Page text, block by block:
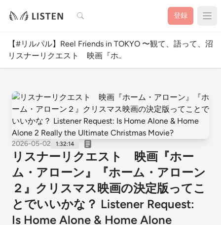
検索 登録
【#リルパル】Reel Friends in TOKYO 〜観て、語って、
リスナーリクエスト 映画『ホ..
2026-05-02 1:32:14
リスナーリクエスト 映画『ホー
ム・アローン』『ホーム・アローン
２』クリスマス映画の決定版ってこ
とでいいかな？ Listener Request:
Is Home Alone & Home Alone